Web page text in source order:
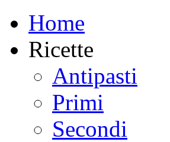
Home
Ricette
Antipasti
Primi
Secondi